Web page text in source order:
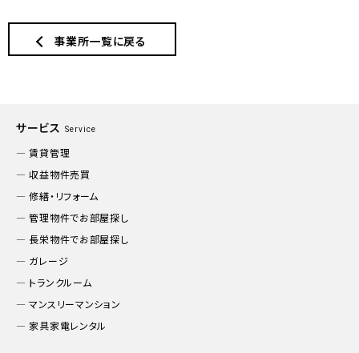
事業所一覧に戻る
サービス Service
賃貸管理
収益物件売買
修繕・リフォーム
管理物件でお部屋探し
長栄物件でお部屋探し
ガレージ
トランクルーム
マンスリーマンション
家具家電レンタル